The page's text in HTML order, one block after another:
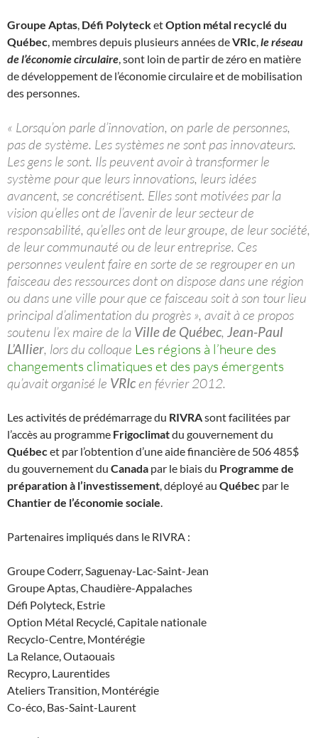
Groupe Aptas, Défi PolytecketOption métal recyclé du
Québec, membres depuis plusieurs années deVRIc,le réseau
de l’économie circulaire, sont loin de partir de zéro en matière
de développement de l’économie circulaire et de mobilisation
des personnes.
« Lorsqu’on parle d’innovation, on parle de personnes,
pas de système. Les systèmes ne sont pas innovateurs.
Les gens le sont. Ils peuvent avoir à transformer le
système pour que leurs innovations, leurs idées
avancent, se concrétisent. Elles sont motivées par la
vision qu’elles ont de l’avenir de leur secteur de
responsabilité, qu’elles ont de leur groupe, de leur société,
de leur communauté ou de leur entreprise. Ces
personnes veulent faire en sorte de se regrouper en un
faisceau des ressources dont on dispose dans une région
ou dans une ville pour que ce faisceau soit à son tour lieu
principal d’alimentation du progrès », avait à ce propos
soutenu l’ex maire de la Ville de Québec, Jean-Paul
L’Allier, lors du colloque Les régions à l’heure des
changements climatiques et des pays émergents
qu’avait organisé le VRIcen février 2012.
Les activités de prédémarrage du RIVRAsont facilitées par
l’accès au programme Frigoclimatdu gouvernement du
Québecet par l’obtention d’une aide financière de 506 485$
du gouvernement du Canada par le biais du Programme de
préparation à l’investissement, déployé au Québec par le
Chantier de l’économie sociale.
Partenaires impliqués dans le RIVRA :
Groupe Coderr, Saguenay-Lac-Saint-Jean
Groupe Aptas, Chaudière-Appalaches
Défi Polyteck, Estrie
Option Métal Recyclé, Capitale nationale
Recyclo-Centre, Montérégie
La Relance, Outaouais
Recypro, Laurentides
Ateliers Transition, Montérégie
Co-éco, Bas-Saint-Laurent